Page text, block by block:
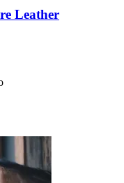
Leather